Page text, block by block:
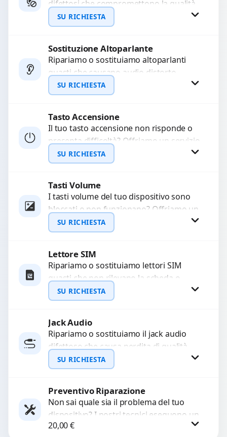
WhatsApp
difettosi che compromettono la qualità
audio delle registrazioni o delle
chiamate. Diagnosi accurata e ricambi
SU RICHIESTA
Richiedi Preventivo
WhatsApp
Sostituzione Altoparlante
Ripariamo o sostituiamo altoparlanti
guasti che causano audio distorto,
basso o assente. Utilizziamo ricambi di
alta qualità garantiti per 3...
SU RICHIESTA
Richiedi Preventivo
WhatsApp
Tasto Accensione
Il tuo tasto accensione non risponde o
presenta difficoltà? Offriamo un servizio
professionale di riparazione o
sostituzione utilizzando componenti di...
SU RICHIESTA
Richiedi Preventivo
WhatsApp
Tasti Volume
I tasti volume del tuo dispositivo sono
bloccati o non funzionano? Offriamo un
servizio di riparazione o sostituzione
con ricambi...
SU RICHIESTA
Richiedi Preventivo
WhatsApp
Lettore SIM
Ripariamo o sostituiamo lettori SIM
guasti che non rilevano la scheda o
interrompono il segnale. Utilizziamo
ricambi testati e garantiti...
SU RICHIESTA
Richiedi Preventivo
WhatsApp
Jack Audio
Ripariamo o sostituiamo il jack audio
difettoso che causa perdita di qualità
sonora o impossibilità di collegare cuffie
e accessori....
SU RICHIESTA
Richiedi Preventivo
WhatsApp
Preventivo Riparazione
Non sai quale sia il problema del tuo
dispositivo? I nostri tecnici eseguono un
check-up completo con strumenti
20,00€